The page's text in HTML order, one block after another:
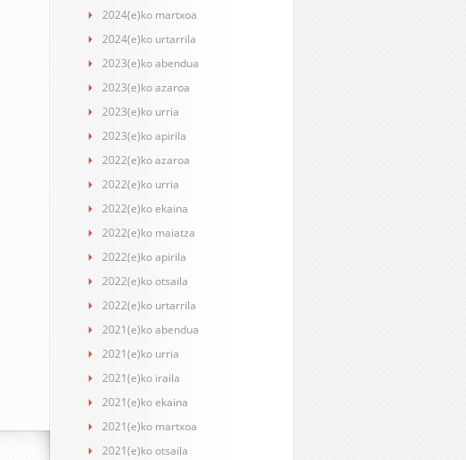
2024(e)ko martxoa
2024(e)ko urtarrila
2023(e)ko abendua
2023(e)ko azaroa
2023(e)ko urria
2023(e)ko apirila
2022(e)ko azaroa
2022(e)ko urria
2022(e)ko ekaina
2022(e)ko maiatza
2022(e)ko apirila
2022(e)ko otsaila
2022(e)ko urtarrila
2021(e)ko abendua
2021(e)ko urria
2021(e)ko iraila
2021(e)ko ekaina
2021(e)ko martxoa
2021(e)ko otsaila